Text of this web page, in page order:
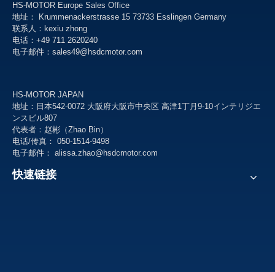
HS-MOTOR Europe Sales Office
地址： Krummenackerstrasse 15 73733 Esslingen Germany
联系人：kexiu zhong
电话：+49 711 2620240
电子邮件： sales49@hsdcmotor.com
HS-MOTOR JAPAN
地址：日本542-0072 大阪府大阪市中央区 高津1丁月9-10インテリジエ
ンスビル807
代表者：赵彬（Zhao Bin）
电话/传真： 050-1514-9498
电子邮件： alissa.zhao@hsdcmotor.com
快速链接